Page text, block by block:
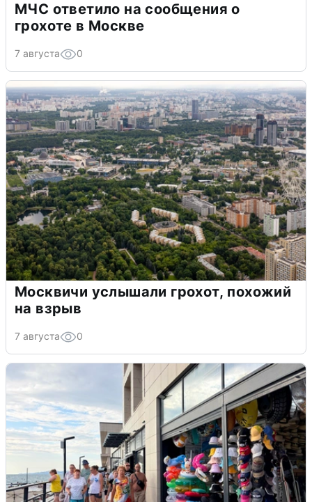
МЧС ответило на сообщения о
грохоте в Москве
7 августа 0
Москвичи услышали грохот, похожий
на взрыв
7 августа 0